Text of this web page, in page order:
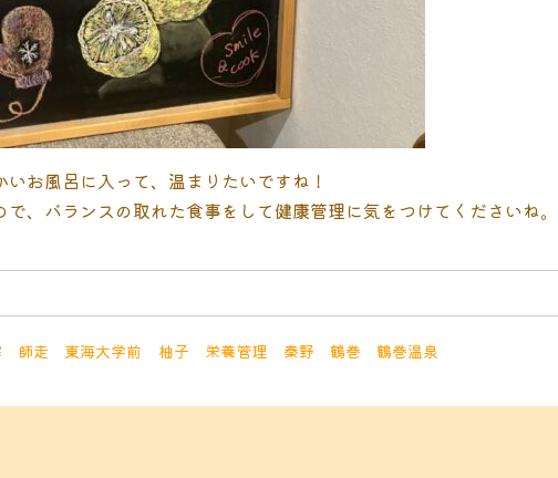
お風呂に入って、温まりたいですね ！
、バランスの取れた食事をして健康管理に気をつけてくださいね。
師走 東海大学前 柚子 栄養管理 秦野 鶴巻 鶴巻温泉